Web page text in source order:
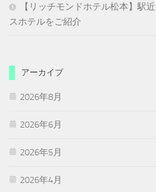
【リッチモンドホテル松本】駅
スホテルをご紹介
アーカイブ
2026年8月
2026年6月
2026年5月
2026年4月